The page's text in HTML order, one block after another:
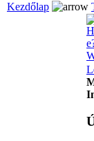
Kezdőlap